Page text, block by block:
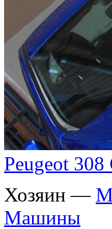
Peugeot
Хозяин —
Машины